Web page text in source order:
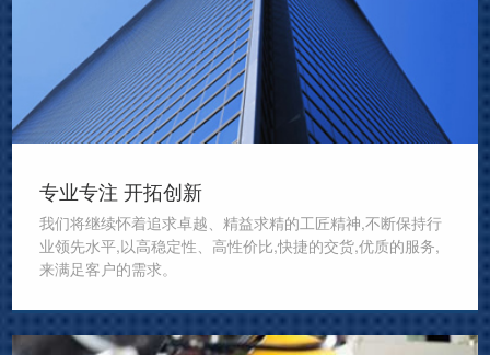
专业专注 开拓创新
我们将继续怀着追求卓越、精益求精的工匠精神,不断保持行
业领先水平,以高稳定性、高性价比,快捷的交货,优质的服务,
来满足客户的需求。